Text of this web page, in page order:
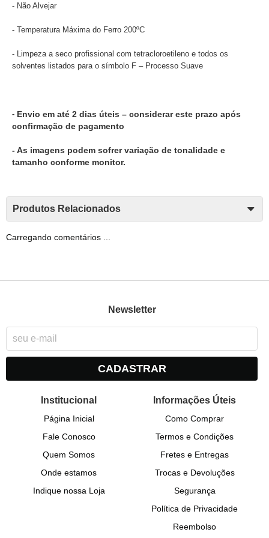
- Não Alvejar
- Temperatura Máxima do Ferro 200ºC
- Limpeza a seco profissional com tetracloroetileno e todos os
solventes listados para o símbolo F – Processo Suave
- Envio em até 2 dias úteis – considerar este prazo após
confirmação de pagamento
- As imagens podem sofrer variação de tonalidade e
tamanho conforme monitor.
Produtos Relacionados
Carregando comentários ...
Newsletter
CADASTRAR
Institucional
Página Inicial
Fale Conosco
Quem Somos
Onde estamos
Indique nossa Loja
Informações Úteis
Como Comprar
Termos e Condições
Fretes e Entregas
Trocas e Devoluções
Segurança
Política de Privacidade
Reembolso